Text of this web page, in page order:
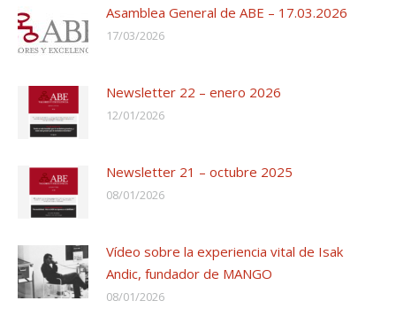
Asamblea General de ABE – 17.03.2026
17/03/2026
Newsletter 22 – enero 2026
12/01/2026
Newsletter 21 – octubre 2025
08/01/2026
Vídeo sobre la experiencia vital de Isak
Andic, fundador de MANGO
08/01/2026